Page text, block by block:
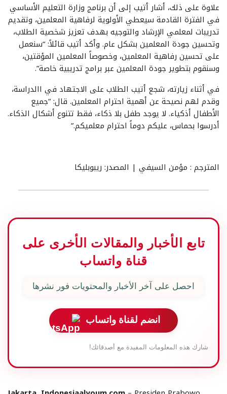
علاوة على ذلك، أشار أتيب إلى أن برنامج وزارة التعليم الأساسي
في الفترة القادمة سيعطي الأولوية لرفاهية المعلمين، وتقديم
تدريبات لمعلمي الإرشاد والتوجيه بهدف تعزيز شخصية الطلاب،
وتحسين جودة المعلمين بشكل عام. وأكد أتيب قائلاً: “سنعمل
على تحسين رفاهية المعلمين، وخصوصاً المعلمين المؤقتين،
وسنقوم بتطوير جودة المعلمين عبر برامج تدريبية خاصة”.
في أثناء زيارته، شجع أتيب الطلاب على الاجتهاد في االدراسة،
وقدم لهم نصيحة عن أهمية احترام المعلمين. قال: “جميع
الأطفال أذكياء. لا يوجد طفل بلا ذكاء، فقط تتنوع أشكال الذكاء.
أدرسوا بحماس، عليكم دوماً احترام معلميكم.”
المترجم : مؤمن السيفي | المصدر: ريبوبليكا
تابع الأخبار والمقالات الأخرى على
قناة واتساب
احصل على آخر الأخبار والمحتويات فور نشرها
انضم لقناة واتساب
شارك هذه المعلومات المفيدة مع أصدقائك!